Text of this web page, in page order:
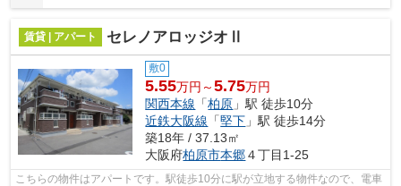
賃貸 | アパート セレノアロッジオⅡ
敷0
5.55万円～5.75万円
関西本線 「柏原 」駅 徒歩10分
近鉄大阪線 「堅下 」駅 徒歩14分
築18年 / 37.13㎡
大阪府柏原市本郷４丁目1-25
こちらの物件はアパートです。駅徒歩10分に駅が立地する物件なので、電車